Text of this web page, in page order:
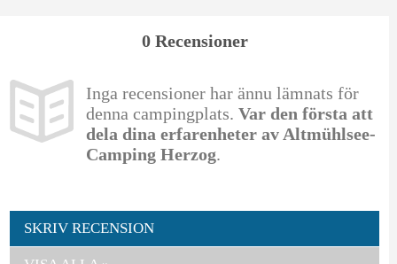
0 Recensioner
Inga recensioner har ännu lämnats för
denna campingplats. Var den första att
dela dina erfarenheter av Altmühlsee-
Camping Herzog.
SKRIV RECENSION